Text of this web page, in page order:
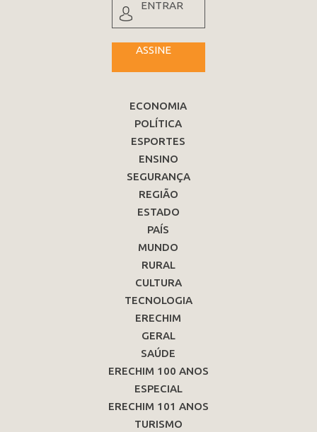
ENTRAR
ASSINE
ECONOMIA
POLÍTICA
ESPORTES
ENSINO
SEGURANÇA
REGIÃO
ESTADO
PAÍS
MUNDO
RURAL
CULTURA
TECNOLOGIA
ERECHIM
GERAL
SAÚDE
ERECHIM 100 ANOS
ESPECIAL
ERECHIM 101 ANOS
TURISMO